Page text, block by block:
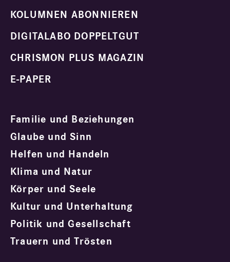
KOLUMNEN ABONNIEREN
DIGITALABO DOPPELTGUT
CHRISMON PLUS MAGAZIN
E-PAPER
Familie und Beziehungen
Glaube und Sinn
Helfen und Handeln
Klima und Natur
Körper und Seele
Kultur und Unterhaltung
Politik und Gesellschaft
Trauern und Trösten